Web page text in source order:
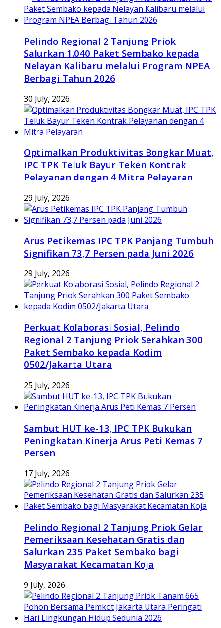
Pelindo Regional 2 Tanjung Priok
Salurkan 1.040 Paket Sembako kepada
Nelayan Kalibaru melalui Program NPEA
Berbagi Tahun 2026
30 July, 2026
Optimalkan Produktivitas Bongkar Muat,
IPC TPK Teluk Bayur Teken Kontrak
Pelayanan dengan 4 Mitra Pelayaran
29 July, 2026
Arus Petikemas IPC TPK Panjang Tumbuh
Signifikan 73,7 Persen pada Juni 2026
29 July, 2026
Perkuat Kolaborasi Sosial, Pelindo
Regional 2 Tanjung Priok Serahkan 300
Paket Sembako kepada Kodim
0502/Jakarta Utara
25 July, 2026
Sambut HUT ke-13, IPC TPK Bukukan
Peningkatan Kinerja Arus Peti Kemas 7
Persen
17 July, 2026
Pelindo Regional 2 Tanjung Priok Gelar
Pemeriksaan Kesehatan Gratis dan
Salurkan 235 Paket Sembako bagi
Masyarakat Kecamatan Koja
9 July, 2026